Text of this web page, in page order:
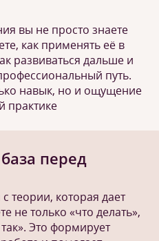
перед
теории, которая дает
не только «что делать»,
Это формирует
вы не просто знаете
как применять её в
развиваться дальше и
путь.
навык, но и ощущение
практике